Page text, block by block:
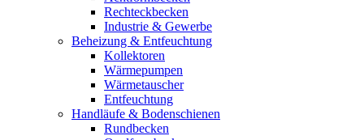
Rechteckbecken
Industrie & Gewerbe
Beheizung & Entfeuchtung
Kollektoren
Wärmepumpen
Wärmetauscher
Entfeuchtung
Handläufe & Bodenschienen
Rundbecken